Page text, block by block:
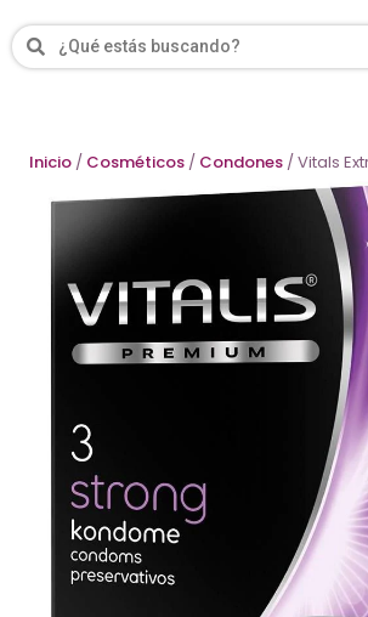
Inicio / Cosméticos / Condones / Vitals